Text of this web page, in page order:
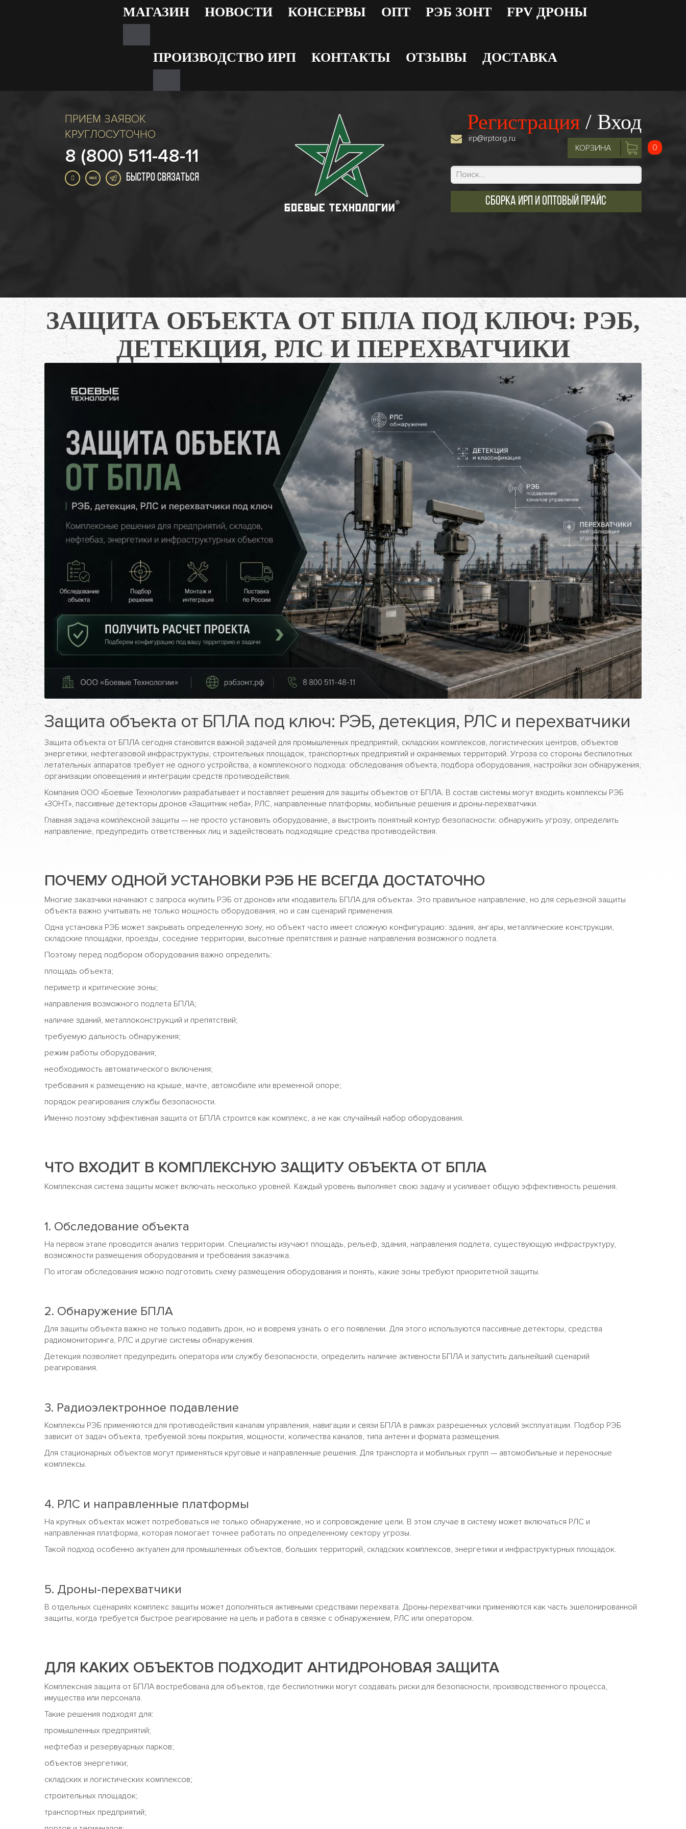
МАГАЗИН НОВОСТИ КОНСЕРВЫ ОПТ РЭБ ЗОНТ FPV ДРОНЫ
ПРОИЗВОДСТВО ИРП КОНТАКТЫ ОТЗЫВЫ ДОСТАВКА
ПРИЕМ ЗАЯВОК
КРУГЛОСУТОЧНО
8 (800) 511-48-11
MAX БЫСТРО СВЯЗАТЬСЯ
Регистрация/ Вход
irp@irptorg.ru
КОРЗИНА
0
Сборка ИРП и оптовый прайс
ЗАЩИТА ОБЪЕКТА ОТ БПЛА ПОД КЛЮЧ: РЭБ,
ДЕТЕКЦИЯ, РЛС И ПЕРЕХВАТЧИКИ
Защита объекта от БПЛА под ключ: РЭБ, детекция, РЛС и перехватчики
Защита объекта от БПЛА сегодня становится важной задачей для промышленных предприятий, складских комплексов, логистических центров, объектов
энергетики, нефтегазовой инфраструктуры, строительных площадок, транспортных предприятий и охраняемых территорий. Угроза со стороны беспилотных
летательных аппаратов требует не одного устройства, а комплексного подхода: обследования объекта, подбора оборудования, настройки зон обнаружения,
организации оповещения и интеграции средств противодействия.
Компания ООО «Боевые Технологии» разрабатывает и поставляет решения для защиты объектов от БПЛА. В состав системы могут входить комплексы РЭБ
«ЗОНТ», пассивные детекторы дронов «Защитник неба», РЛС, направленные платформы, мобильные решения и дроны-перехватчики.
Главная задача комплексной защиты — не просто установить оборудование, а выстроить понятный контур безопасности: обнаружить угрозу, определить
направление, предупредить ответственных лиц и задействовать подходящие средства противодействия.
ПОЧЕМУ ОДНОЙ УСТАНОВКИ РЭБ НЕ ВСЕГДА ДОСТАТОЧНО
Многие заказчики начинают с запроса «купить РЭБ от дронов» или «подавитель БПЛА для объекта». Это правильное направление, но для серьезной защиты
объекта важно учитывать не только мощность оборудования, но и сам сценарий применения.
Одна установка РЭБ может закрывать определенную зону, но объект часто имеет сложную конфигурацию: здания, ангары, металлические конструкции,
складские площадки, проезды, соседние территории, высотные препятствия и разные направления возможного подлета.
Поэтому перед подбором оборудования важно определить:
площадь объекта;
периметр и критические зоны;
направления возможного подлета БПЛА;
наличие зданий, металлоконструкций и препятствий;
требуемую дальность обнаружения;
режим работы оборудования;
необходимость автоматического включения;
требования к размещению на крыше, мачте, автомобиле или временной опоре;
порядок реагирования службы безопасности.
Именно поэтому эффективная защита от БПЛА строится как комплекс, а не как случайный набор оборудования.
ЧТО ВХОДИТ В КОМПЛЕКСНУЮ ЗАЩИТУ ОБЪЕКТА ОТ БПЛА
Комплексная система защиты может включать несколько уровней. Каждый уровень выполняет свою задачу и усиливает общую эффективность решения.
1. Обследование объекта
На первом этапе проводится анализ территории. Специалисты изучают площадь, рельеф, здания, направления подлета, существующую инфраструктуру,
возможности размещения оборудования и требования заказчика.
По итогам обследования можно подготовить схему размещения оборудования и понять, какие зоны требуют приоритетной защиты.
2. Обнаружение БПЛА
Для защиты объекта важно не только подавить дрон, но и вовремя узнать о его появлении. Для этого используются пассивные детекторы, средства
радиомониторинга, РЛС и другие системы обнаружения.
Детекция позволяет предупредить оператора или службу безопасности, определить наличие активности БПЛА и запустить дальнейший сценарий
реагирования.
3. Радиоэлектронное подавление
Комплексы РЭБ применяются для противодействия каналам управления, навигации и связи БПЛА в рамках разрешенных условий эксплуатации. Подбор РЭБ
зависит от задач объекта, требуемой зоны покрытия, мощности, количества каналов, типа антенн и формата размещения.
Для стационарных объектов могут применяться круговые и направленные решения. Для транспорта и мобильных групп — автомобильные и переносные
комплексы.
4. РЛС и направленные платформы
На крупных объектах может потребоваться не только обнаружение, но и сопровождение цели. В этом случае в систему может включаться РЛС и
направленная платформа, которая помогает точнее работать по определенному сектору угрозы.
Такой подход особенно актуален для промышленных объектов, больших территорий, складских комплексов, энергетики и инфраструктурных площадок.
5. Дроны-перехватчики
В отдельных сценариях комплекс защиты может дополняться активными средствами перехвата. Дроны-перехватчики применяются как часть эшелонированной
защиты, когда требуется быстрое реагирование на цель и работа в связке с обнаружением, РЛС или оператором.
ДЛЯ КАКИХ ОБЪЕКТОВ ПОДХОДИТ АНТИДРОНОВАЯ ЗАЩИТА
Комплексная защита от БПЛА востребована для объектов, где беспилотники могут создавать риски для безопасности, производственного процесса,
имущества или персонала.
Такие решения подходят для:
промышленных предприятий;
нефтебаз и резервуарных парков;
объектов энергетики;
складских и логистических комплексов;
строительных площадок;
транспортных предприятий;